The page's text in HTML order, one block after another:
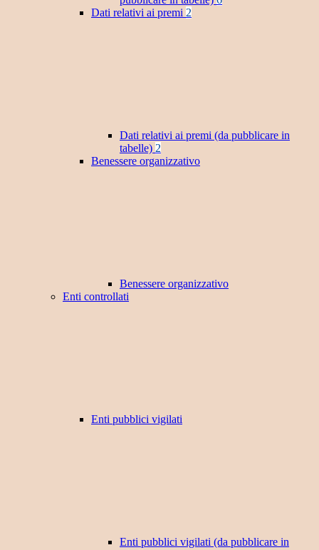
Dati relativi ai premi 2
Dati relativi ai premi (da pubblicare in
tabelle) 2
Benessere organizzativo
Benessere organizzativo
Enti controllati
Enti pubblici vigilati
Enti pubblici vigilati (da pubblicare in